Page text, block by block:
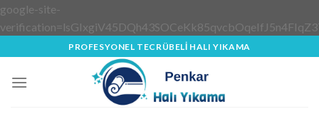
google-site-
to
content
PROFESYONEL TECRÜBELİ HALI YIKAMA